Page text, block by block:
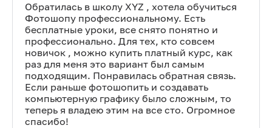
Обратилась в школу XYZ , хотела обучиться
Фотошопу профессиональному. Есть
бесплатные уроки, все снято понятно и
профессионально. Для тех, кто совсем
новичок , можно купить платный курс, как
раз для меня это вариант был самым
подходящим. Понравилась обратная связь.
Если раньше фотошопить и создавать
компьютерную графику было сложным, то
теперь я владею этим на все сто. Огромное
спасибо!